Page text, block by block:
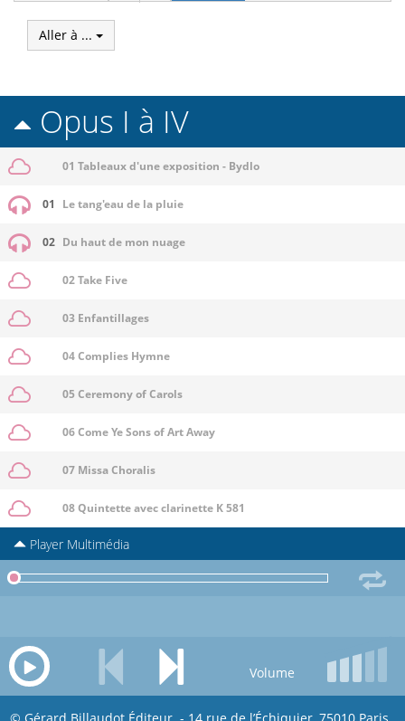
Aller à ...
Opus I à IV
01 Tableaux d'une exposition - Bydlo
01 Le tang'eau de la pluie
02 Du haut de mon nuage
02 Take Five
03 Enfantillages
04 Complies Hymne
05 Ceremony of Carols
06 Come Ye Sons of Art Away
07 Missa Choralis
08 Quintette avec clarinette K 581
Player Multimédia
Volume